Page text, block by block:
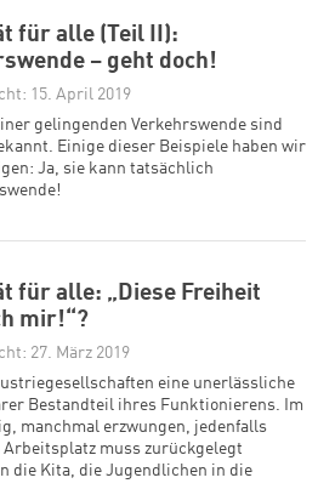
für alle (Teil II):
– geht doch!
15. April 2019
gelingenden Verkehrswende sind
Einige dieser Beispiele haben wir
Ja, sie kann tatsächlich
für alle: „Diese Freiheit
mir!“?
27. März 2019
eine unerlässliche
Bestandteil ihres Funktionierens. Im
manchmal erzwungen, jedenfalls
muss zurückgelegt
die Kita, die Jugendlichen in die